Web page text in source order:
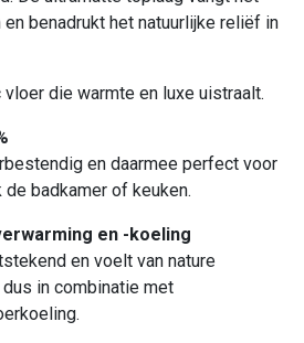
benadrukt het natuurlijke reliëf in
die warmte en luxe uistraalt.
en daarmee perfect voor
badkamer of keuken.
en -koeling
en voelt van nature
dus in combinatie met